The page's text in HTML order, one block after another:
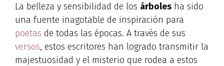
La belleza y sensibilidad de los árboles ha sido
una fuente inagotable de inspiración para
poetas de todas las épocas. A través de sus
versos, estos escritores han logrado transmitir la
majestuosidad y el misterio que rodea a estos